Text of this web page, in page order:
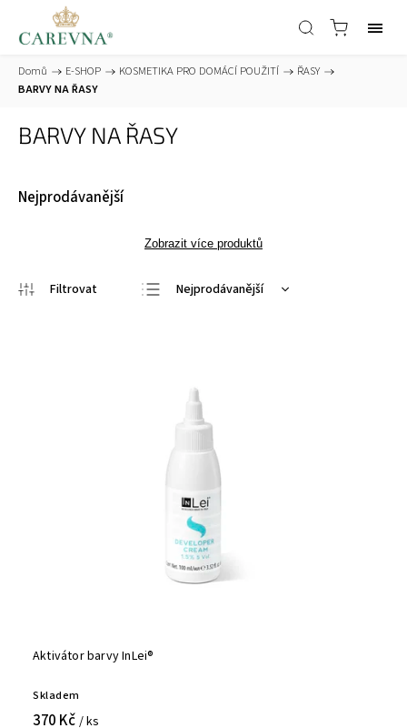
Domů / E-SHOP / KOSMETIKA PRO DOMÁCÍ POUŽITÍ / ŘASY /
BARVY NA ŘASY
BARVY NA ŘASY
Nejprodávanější
Zobrazit více produktů
Nejprodávanější
Aktivátor barvy InLei®
Skladem
370 Kč / ks